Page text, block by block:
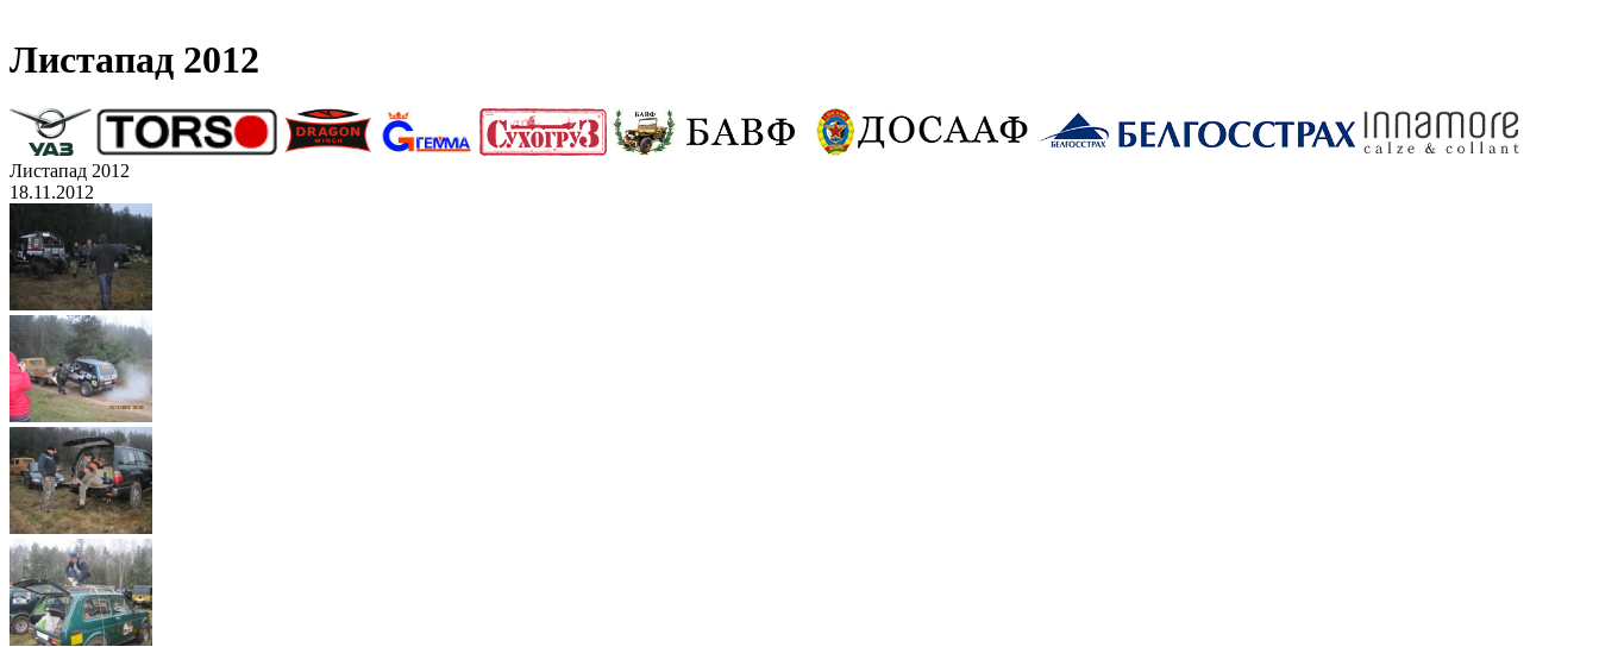
Листапад 2012
Листапад 2012
18.11.2012